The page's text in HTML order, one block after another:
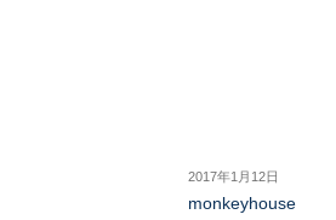
2017年1月12日
monkeyhouse